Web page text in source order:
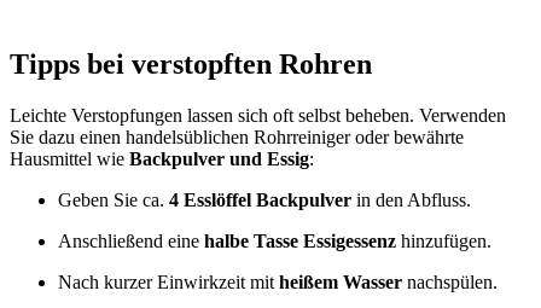
Tipps bei verstopften Rohren
Leichte Verstopfungen lassen sich oft selbst beheben. Verwenden
Sie dazu einen handelsüblichen Rohrreiniger oder bewährte
Hausmittel wie Backpulver und Essig:
Geben Sie ca. 4 Esslöffel Backpulver in den Abfluss.
Anschließend eine halbe Tasse Essigessenz hinzufügen.
Nach kurzer Einwirkzeit mit heißem Wasser nachspülen.